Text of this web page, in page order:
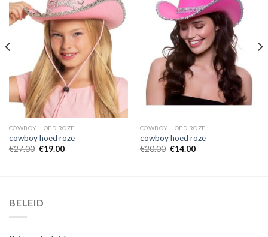
COWBOY HOED ROZE
cowboy hoed roze
€27.00 €19.00
COWBOY HOED ROZE
cowboy hoed roze
€20.00 €14.00
BELEID